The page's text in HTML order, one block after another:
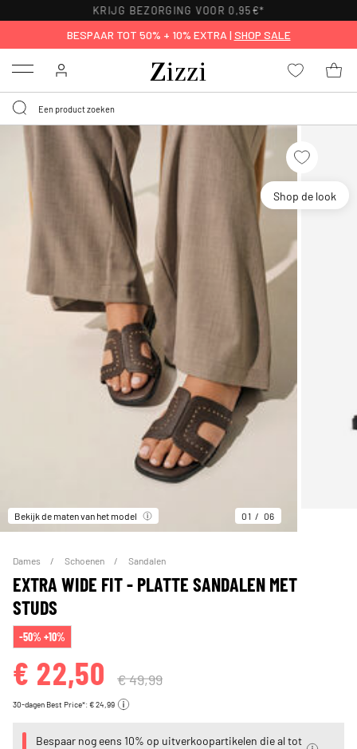
KRIJG BEZORGING VOOR 0,95€*
BESPAAR TOT 50% + 10% EXTRA | SHOP SALE
Menu
Shop de look
Bekijk de maten van het model 01 06
Dames Schoenen Sandalen
EXTRA WIDE FIT - PLATTE SANDALEN MET
STUDS
-50% +10%
€ 22,50 € 49,99
30-dagen Best Price*: € 24,99
Bespaar nog eens 10% op uitverkoopartikelen die al tot